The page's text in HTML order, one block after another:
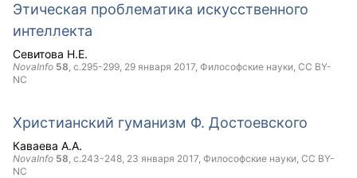
Этическая проблематика искусственного
интеллекта
Севитова Н.Е.
NovaInfo 58, с.295-299, 29 января 2017, Философские науки, CC BY-
NC
Христианский гуманизм Ф. Достоевского
Каваева А.А.
NovaInfo 58, с.243-248, 23 января 2017, Философские науки, CC BY-
NC